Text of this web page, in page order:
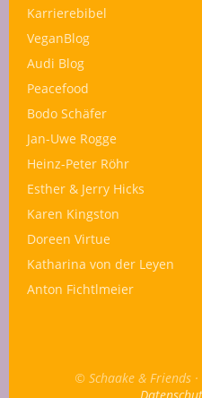
Karrierebibel
VeganBlog
Audi Blog
Peacefood
Bodo Schäfer
Jan-Uwe Rogge
Heinz-Peter Röhr
Esther & Jerry Hicks
Karen Kingston
Doreen Virtue
Katharina von der Leyen
Anton Fichtlmeier
© Schaake & Friends ·